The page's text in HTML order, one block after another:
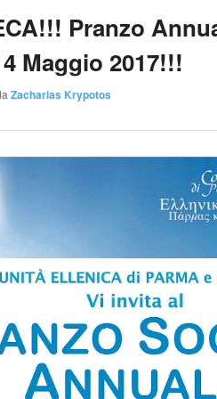
Pranzo
Maggio 2017!!!
Zacharias Krypotos